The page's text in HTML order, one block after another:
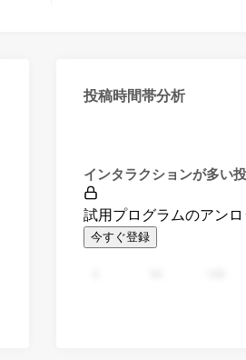
投稿時間帯分析
インタラクションが多い
試用プログラムのアンロ
今すぐ登録